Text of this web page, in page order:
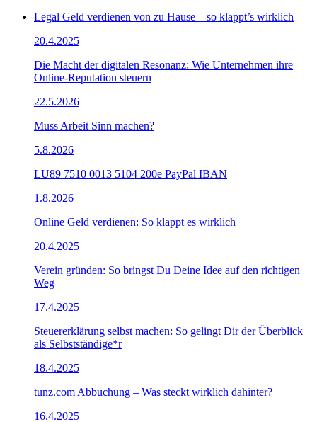
Legal Geld verdienen von zu Hause – so klappt’s wirklich
20.4.2025
Die Macht der digitalen Resonanz: Wie Unternehmen ihre
Online-Reputation steuern
22.5.2026
Muss Arbeit Sinn machen?
5.8.2026
LU89 7510 0013 5104 200e PayPal IBAN
1.8.2026
Online Geld verdienen: So klappt es wirklich
20.4.2025
Verein gründen: So bringst Du Deine Idee auf den richtigen
Weg
17.4.2025
Steuererklärung selbst machen: So gelingt Dir der Überblick
als Selbstständige*r
18.4.2025
tunz.com Abbuchung – Was steckt wirklich dahinter?
16.4.2025